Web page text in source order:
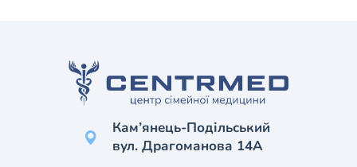
Кам’янець-Подільський
вул. Драгоманова 14А